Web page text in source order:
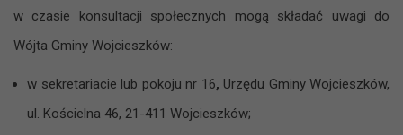
w czasie konsultacji społecznych mogą składać uwagi do
Wójta Gminy Wojcieszków:
w sekretariacie lub pokoju nr 16, Urzędu Gminy Wojcieszków,
ul. Kościelna 46, 21-411 Wojcieszków;